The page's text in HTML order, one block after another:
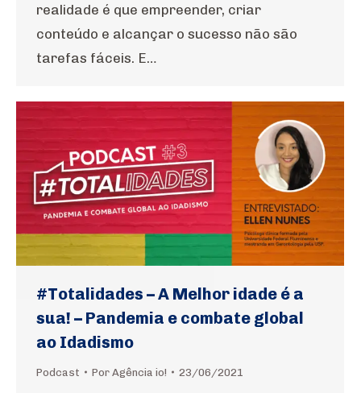
realidade é que empreender, criar
conteúdo e alcançar o sucesso não são
tarefas fáceis. E…
#Totalidades – A Melhor idade é a
sua! – Pandemia e combate global
ao Idadismo
Podcast Por Agência io! 23/06/2021